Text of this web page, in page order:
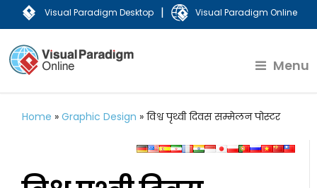
Visual Paradigm Desktop | Visual Paradigm Online
Menu
Home »Graphic Design »विश्व पृथ्वी दिवस सम्मेलन पोस्टर